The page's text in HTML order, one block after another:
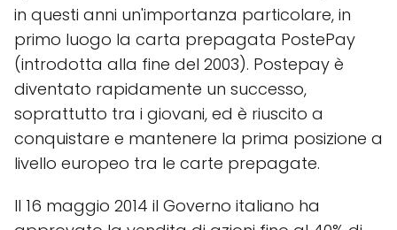
in questi anni un'importanza particolare, in
primo luogo la carta prepagata PostePay
(introdotta alla fine del 2003). Postepay è
diventato rapidamente un successo,
soprattutto tra i giovani, ed è riuscito a
conquistare e mantenere la prima posizione a
livello europeo tra le carte prepagate.
Il 16 maggio 2014 il Governo italiano ha